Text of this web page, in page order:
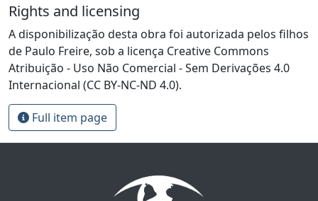
Rights and licensing
A disponibilização desta obra foi autorizada pelos filhos
de Paulo Freire, sob a licença Creative Commons
Atribuição - Uso Não Comercial - Sem Derivações 4.0
Internacional (CC BY-NC-ND 4.0).
Full item page